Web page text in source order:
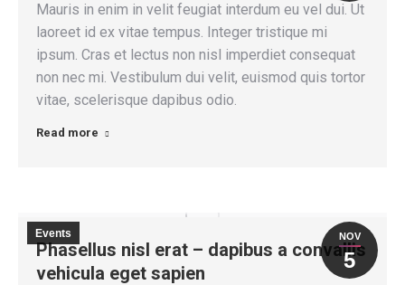
Mauris in enim in velit feugiat interdum eu vel dui. Ut
laoreet id ex vitae tempus. Integer tristique mi
ipsum. Cras et lectus non nisl imperdiet consequat
non nec mi. Vestibulum dui velit, euismod quis tortor
vitae, scelerisque dapibus odio.
Read more
NOV
5
Events
Phasellus nisl erat – dapibus a convallis
vehicula eget sapien